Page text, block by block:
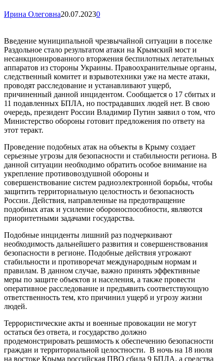
Ирина Олеговна20.07.20230
Введение муниципальной чрезвычайной ситуации в поселке
Раздольное стало результатом атаки на Крымский мост и
несанкционированного вторжения беспилотных летательных
аппаратов из стороны Украины. Правоохранительные органы,
следственный комитет и взрывотехники уже на месте атаки,
проводят расследование и устанавливают ущерб,
причиненный данной инцидентом. Сообщается о 17 сбитых и
11 подавленных БПЛА, но пострадавших людей нет. В свою
очередь, президент России Владимир Путин заявил о том, что
Министерство обороны готовит предложения по ответу на
этот теракт.
Проведение подобных атак на объекты в Крыму создает
серьезные угрозы для безопасности и стабильности региона. В
данной ситуации необходимо обратить особое внимание на
укрепление противовоздушной обороны и
совершенствование систем радиоэлектронной борьбы, чтобы
защитить территориальную целостность и безопасность
России. Действия, направленные на предотвращение
подобных атак и усиление обороноспособности, являются
приоритетными задачами государства.
Подобные инциденты лишний раз подчеркивают
необходимость дальнейшего развития и совершенствования
безопасности в регионе. Подобные действия угрожают
стабильности и противоречат международным нормам и
правилам. В данном случае, важно принять эффективные
меры по защите объектов и населения, а также провести
оперативное расследование и предъявить соответствующую
ответственность тем, кто причинил ущерб и угрозу жизни
людей.
Террористические акты и военные провокации не могут
остаться без ответа, и государство должно
продемонстрировать решимость к обеспечению безопасности
граждан и территориальной целостности. В ночь на 18 июля
на востоке Крыма российская ПВО сбила 9 БПЛА, а средства